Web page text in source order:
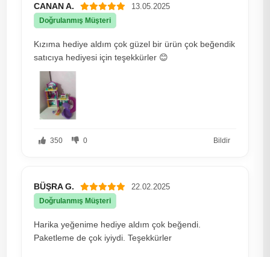
CANAN A. 13.05.2025
Doğrulanmış Müşteri
Kızıma hediye aldım çok güzel bir ürün çok beğendik
satıcıya hediyesi için teşekkürler 😊
350 0 Bildir
BÜŞRA G. 22.02.2025
Doğrulanmış Müşteri
Harika yeğenime hediye aldım çok beğendi.
Paketleme de çok iyiydi. Teşekkürler